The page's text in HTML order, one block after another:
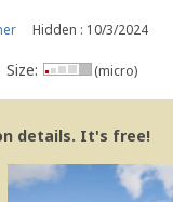
Hidden : 10/3/2024
Size: (micro)
details. It's free!